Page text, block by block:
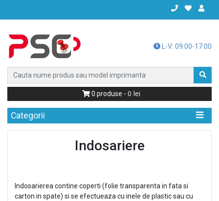
L-V: 09:00-17:00
0 produse - 0
Categorii
Indosariere
Indosarierea contine coperti (folie transparenta in fata si
carton in spate) si se efectueaza cu inele de plastic sau cu